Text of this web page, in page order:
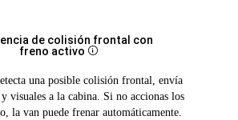
de colisión frontal con
freno activo Disclosure
una posible colisión frontal, envía
y visuales a la cabina. Si no accionas los
la van puede frenar automáticamente.